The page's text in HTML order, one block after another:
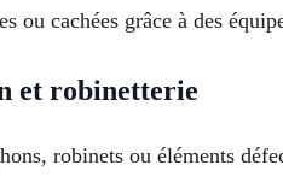
ou cachées grâce à des
et robinetterie
robinets ou éléments